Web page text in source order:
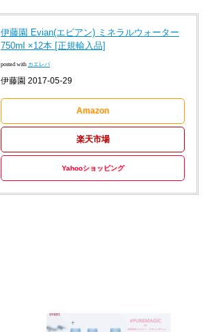
伊藤園 Evian(エビアン) ミネラルウォーター
750ml ×12本 [正規輸入品]
posted with カエレバ
伊藤園 2017-05-29
Amazon
楽天市場
Yahooショッピング